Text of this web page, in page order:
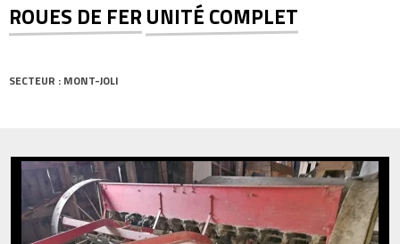
ROUES DE FERUNITÉ COMPLET
SECTEUR : MONT-JOLI